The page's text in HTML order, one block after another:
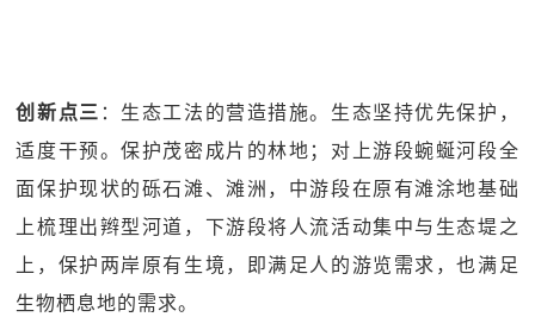
创新点三 ：生态工法的营造措施。生态坚持优先保护，
适度干预。保护茂密成片的林地；对上游段蜿蜒河段全
面保护现状的砾石滩、滩洲，中游段在原有滩涂地基础
上梳理出辫型河道，下游段将人流活动集中与生态堤之
上，保护两岸原有生境，即满足人的游览需求，也满足
生物栖息地的需求。